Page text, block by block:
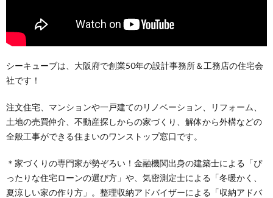
シーキューブは、大阪府で創業50年の設計事務所＆工務店の住宅会
社です！
注文住宅、マンションや一戸建てのリノベーション、リフォーム、
土地の売買仲介、不動産探しからの家づくり、解体から外構などの
全般工事ができる住まいのワンストップ窓口です。
＊家づくりの専門家が勢ぞろい！金融機関出身の建築士による「ぴ
ったりな住宅ローンの選び方」や、気密測定士による「冬暖かく、
夏涼しい家の作り方」。整理収納アドバイザーによる「収納アドバ